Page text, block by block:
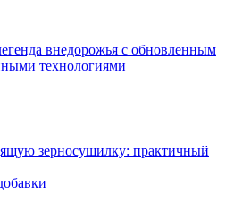
внедорожья с обновленным
технологиями
зерносушилку: практичный